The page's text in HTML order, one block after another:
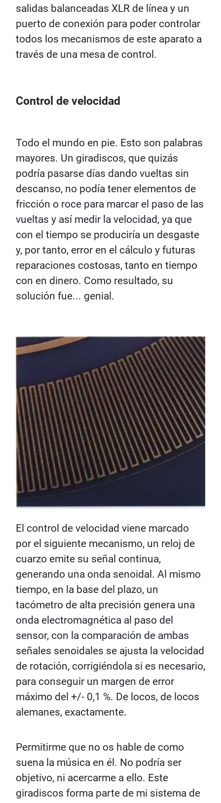
salidas balanceadas XLR de línea y un
puerto de conexión para poder controlar
todos los mecanismos de este aparato a
través de una mesa de control.
Control de velocidad
Todo el mundo en pie. Esto son palabras
mayores. Un giradiscos, que quizás
podría pasarse días dando vueltas sin
descanso, no podía tener elementos de
fricción o roce para marcar el paso de las
vueltas y así medir la velocidad, ya que
con el tiempo se produciría un desgaste
y, por tanto, error en el cálculo y futuras
reparaciones costosas, tanto en tiempo
con en dinero. Como resultado, su
solución fue... genial.
El control de velocidad viene marcado
por el siguiente mecanismo, un reloj de
cuarzo emite su señal continua,
generando una onda senoidal. Al mismo
tiempo, en la base del plazo, un
tacómetro de alta precisión genera una
onda electromagnética al paso del
sensor, con la comparación de ambas
señales senoidales se ajusta la velocidad
de rotación, corrigiéndola si es necesario,
para conseguir un margen de error
máximo del +/- 0,1 %. De locos, de locos
alemanes, exactamente.
Permitirme que no os hable de como
suena la música en él. No podría ser
objetivo, ni acercarme a ello. Este
giradiscos forma parte de mi sistema de